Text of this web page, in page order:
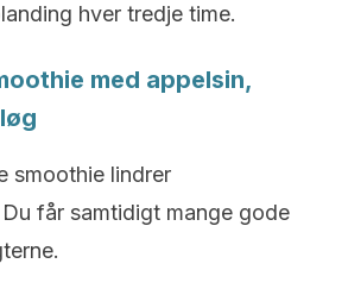
hver tredje time.
med appelsin,
smoothie lindrer
får samtidigt mange gode